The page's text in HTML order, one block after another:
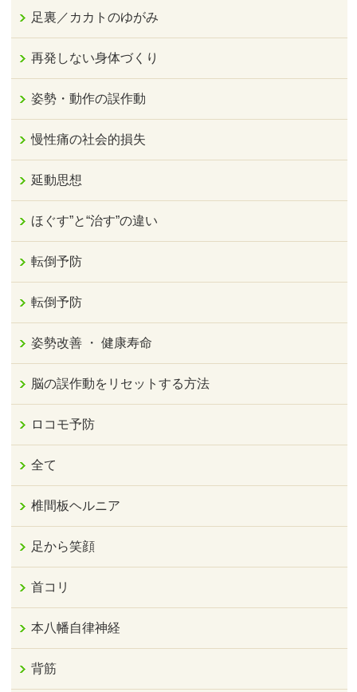
足裏／カカトのゆがみ
再発しない身体づくり
姿勢・動作の誤作動
慢性痛の社会的損失
延動思想
ほぐす”と“治す”の違い
転倒予防
転倒予防
姿勢改善 ・ 健康寿命
脳の誤作動をリセットする方法
ロコモ予防
全て
椎間板ヘルニア
足から笑顔
首コリ
本八幡自律神経
背筋